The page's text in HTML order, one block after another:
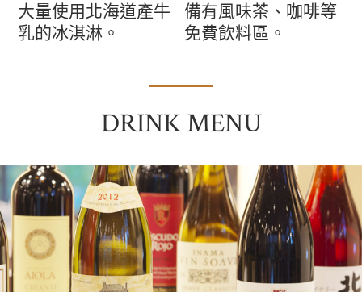
大量使用北海道產牛
乳的冰淇淋。
備有風味茶、咖啡等
免費飲料區。
DRINK MENU